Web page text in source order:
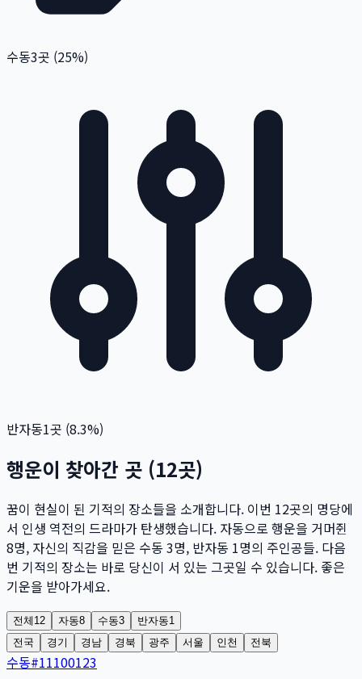
수동3곳 (25%)
반자동1곳 (8.3%)
행운이 찾아간 곳 (12곳)
꿈이 현실이 된 기적의 장소들을 소개합니다. 이번 12곳의 명당에
서 인생 역전의 드라마가 탄생했습니다. 자동으로 행운을 거머쥔
8명, 자신의 직감을 믿은 수동 3명, 반자동 1명의 주인공들. 다음
번 기적의 장소는 바로 당신이 서 있는 그곳일 수 있습니다. 좋은
기운을 받아가세요.
전체 12 자동8 수동3 반자동1
전국
경기 경남 경북 광주 서울 인천 전북
수동#11100123